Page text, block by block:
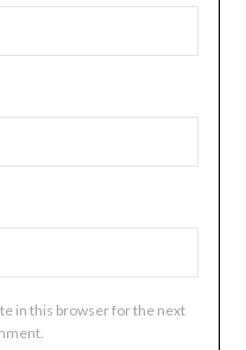
in this browser for the next